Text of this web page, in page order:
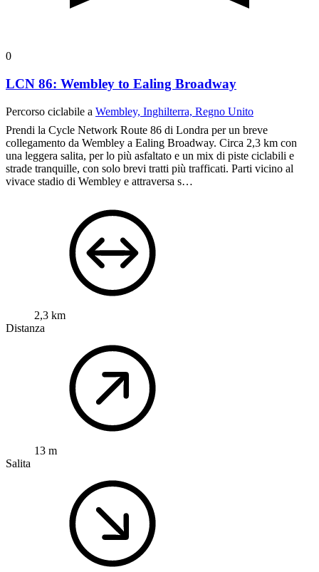
0
LCN 86: Wembley to Ealing Broadway
Percorso ciclabile a Wembley, Inghilterra, Regno Unito
Prendi la Cycle Network Route 86 di Londra per un breve
collegamento da Wembley a Ealing Broadway. Circa 2,3 km con
una leggera salita, per lo più asfaltato e un mix di piste ciclabili e
strade tranquille, con solo brevi tratti più trafficati. Parti vicino al
vivace stadio di Wembley e attraversa s…
2,3 km
Distanza
13 m
Salita